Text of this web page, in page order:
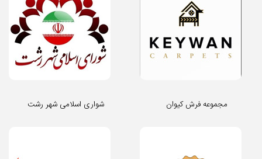
شواری اسلامی شهر رشت مجموعه فرش کیوان